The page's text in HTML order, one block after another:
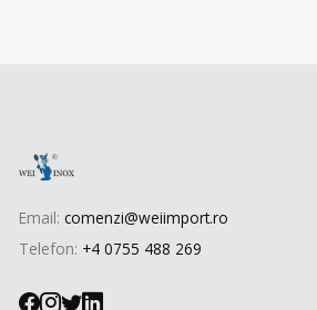
Email: comenzi@weiimport.ro
Telefon: +4 0755 488 269